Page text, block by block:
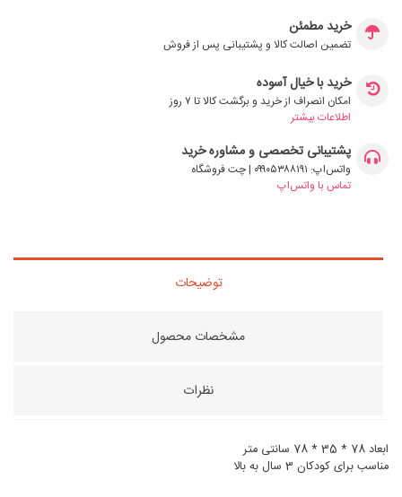
خرید مطمئن
تضمین اصالت کالا و پشتیبانی پس از فروش
خرید با خیال آسوده
امکان انصراف از خرید و برگشت کالا تا ۷ روز
اطلاعات بیشتر
پشتیبانی تخصصی و مشاوره خرید
واتس‌اپ: ۰۹۹۰۵۳۸۸۱۹۱ | چت فروشگاه
تماس با واتس‌اپ
توضیحات
مشخصات محصول
نظرات
ابعاد 78 * 35 * 78 سانتی متر
مناسب برای کودکان 3 سال به بالا